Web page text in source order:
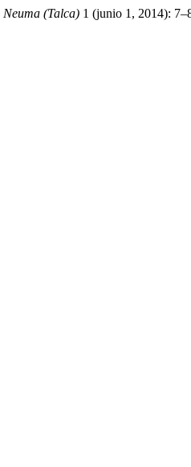
Neuma (Talca) 1 (junio 1, 2014):